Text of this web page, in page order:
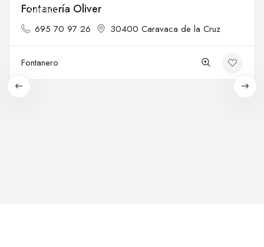
Cerrado
Fontanería Oliver
695 70 97 26 30400 Caravaca de la Cruz
Fontanero